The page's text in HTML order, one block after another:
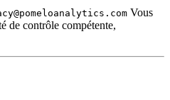
Vous
de contrôle compétente,